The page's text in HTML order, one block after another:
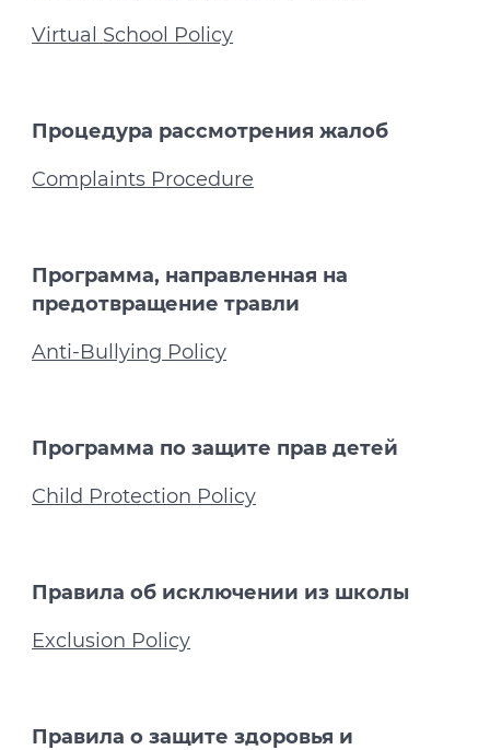
Virtual School Policy
Процедура рассмотрения жалоб
Complaints Procedure
Программа, направленная на
предотвращение травли
Anti-Bullying Policy
Программа по защите прав детей
Child Protection Policy
Правила об исключении из школы
Exclusion Policy
Правила о защите здоровья и